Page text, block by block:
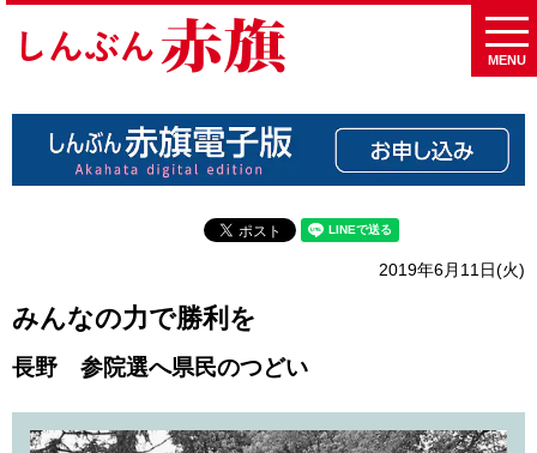
MENU
2019年6月11日(火)
みんなの力で勝利を
長野 参院選へ県民のつどい